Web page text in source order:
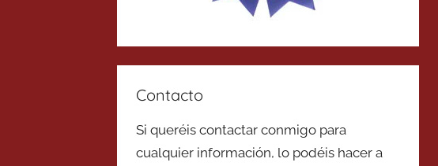
Contacto
Si queréis contactar conmigo para
cualquier información, lo podéis hacer a